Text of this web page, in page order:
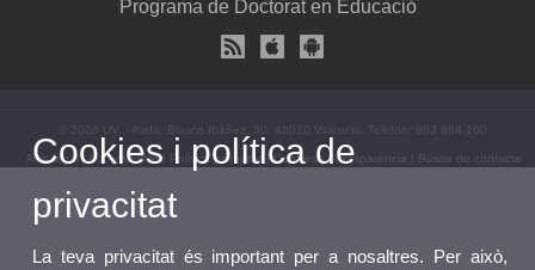
Programa de Doctorat en Educació
© 2026 UV. - Avda. Blasco Ibáñez, 30. 46010 València. Telèfon: 963 864 100
Avís legal|Accessibilitat| Política privacitat |Cookies|Transparència Bústia de contacte
Cookies i política de
privacitat
La teva privacitat és important per a nosaltres. Per això,